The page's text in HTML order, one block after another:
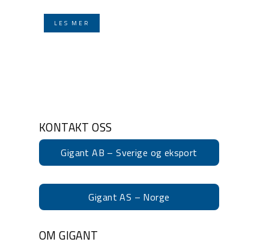
LES MER
KONTAKT OSS
Gigant AB – Sverige og eksport
Gigant AS – Norge
OM GIGANT